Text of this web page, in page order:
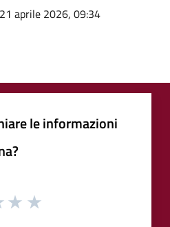
aprile 2026, 09:34
le informazioni